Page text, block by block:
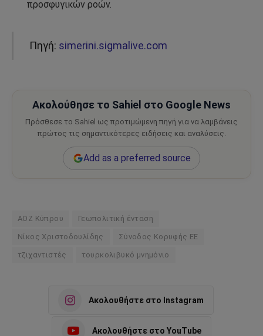
προσφυγικών ροών.
Πηγή: simerini.sigmalive.com
Ακολούθησε το Sahiel στο Google News
Πρόσθεσε το Sahiel ως προτιμώμενη πηγή για να λαμβάνεις
πρώτος τις σημαντικότερες ειδήσεις και αναλύσεις.
Add as a preferred source
ΑΟΖ Κύπρου Γεωπολιτική ένταση
Νίκος Χριστοδουλίδης Σύνοδος Κορυφής ΕΕ
τζιχαντιστές τουρκολιβυκό μνημόνιο
Ακολουθήστε στο Instagram
Ακολουθήστε στο YouTube